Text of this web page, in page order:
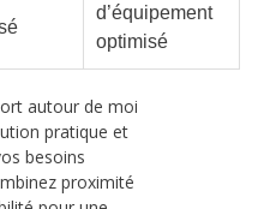
d’équipement
optimisé
autour de moi
pratique et
besoins
proximité